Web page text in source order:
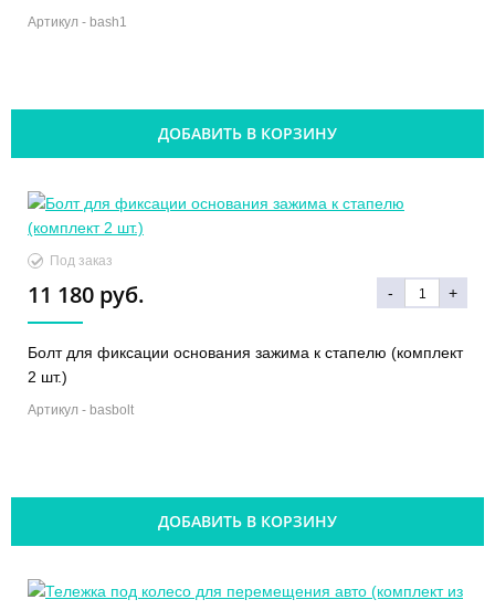
Артикул - bash1
ДОБАВИТЬ В КОРЗИНУ
Под заказ
11 180 руб. - +
Болт для фиксации основания зажима к стапелю (комплект
2 шт.)
Артикул - basbolt
ДОБАВИТЬ В КОРЗИНУ